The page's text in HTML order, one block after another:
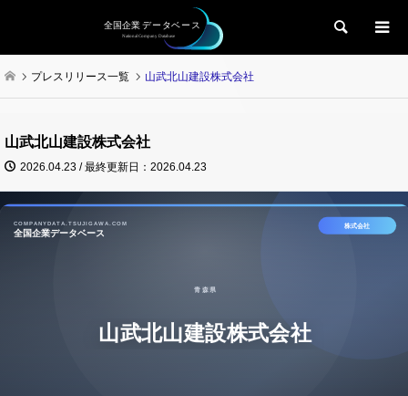
検索
プレスリリース一覧 山武北山建設株式会社
山武北山建設株式会社
2026.04.23 / 最終更新日：2026.04.23